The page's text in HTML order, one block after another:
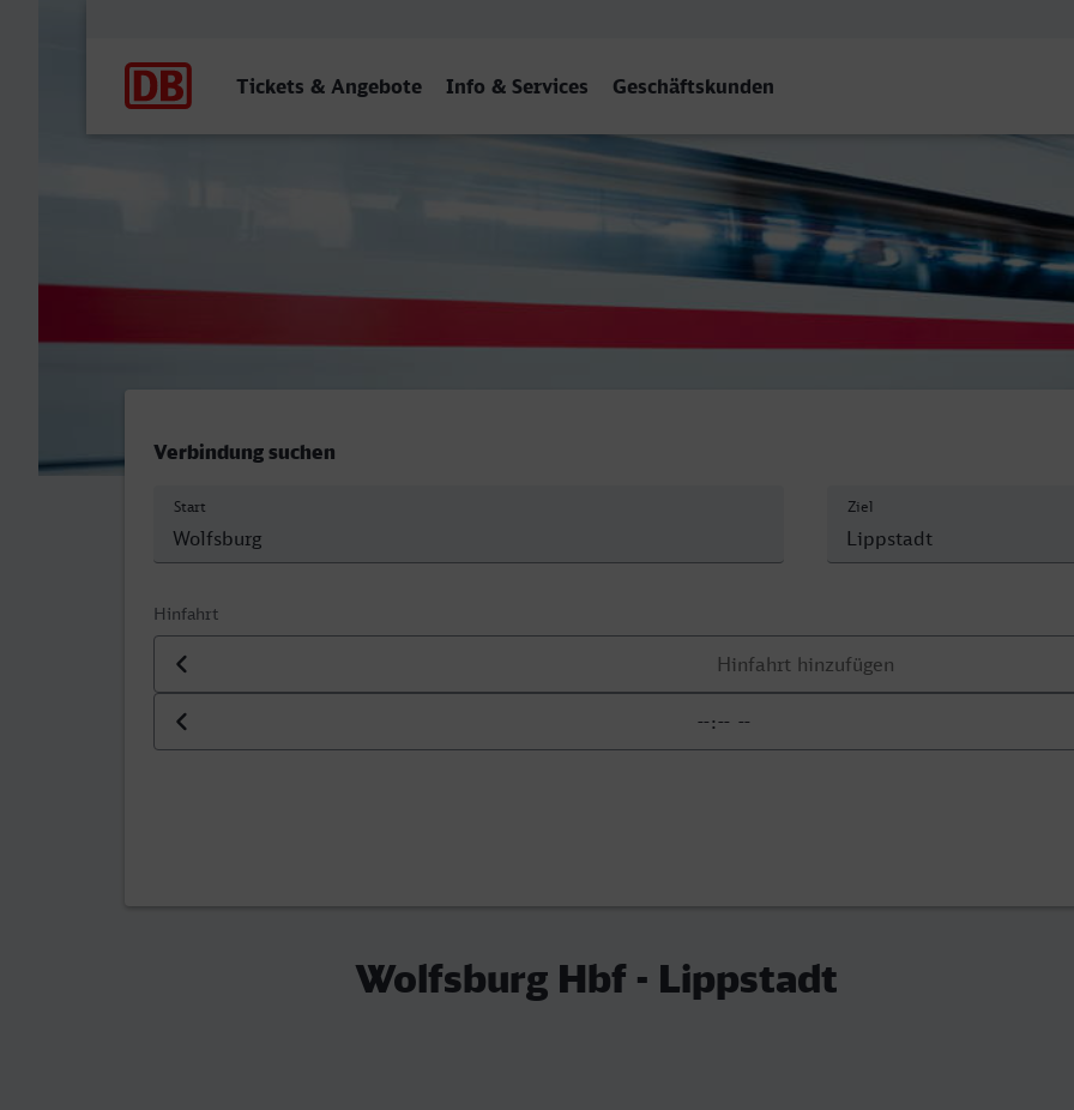
Tickets & Angebote Info & Services Geschäftskunden
Verbindung suchen
Start Ziel
Hinfahrt
Datum der Hinfahrt
Uhrzeit der Hinfahrt
Wolfsburg Hbf - Lippstadt